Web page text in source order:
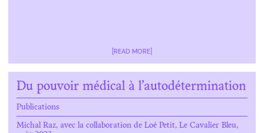
[READ MORE]
Du pouvoir médical à l’autodétermination
Publications
Michal Raz, avec la collaboration de Loé Petit, Le Cavalier Bleu,